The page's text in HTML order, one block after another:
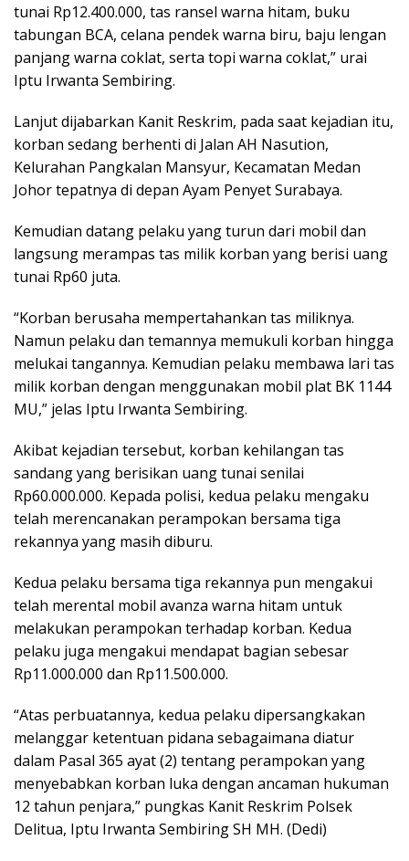
tunai Rp12.400.000, tas ransel warna hitam, buku
tabungan BCA, celana pendek warna biru, baju lengan
panjang warna coklat, serta topi warna coklat,” urai
Iptu Irwanta Sembiring.
Lanjut dijabarkan Kanit Reskrim, pada saat kejadian itu,
korban sedang berhenti di Jalan AH Nasution,
Kelurahan Pangkalan Mansyur, Kecamatan Medan
Johor tepatnya di depan Ayam Penyet Surabaya.
Kemudian datang pelaku yang turun dari mobil dan
langsung merampas tas milik korban yang berisi uang
tunai Rp60 juta.
“Korban berusaha mempertahankan tas miliknya.
Namun pelaku dan temannya memukuli korban hingga
melukai tangannya. Kemudian pelaku membawa lari tas
milik korban dengan menggunakan mobil plat BK 1144
MU,” jelas Iptu Irwanta Sembiring.
Akibat kejadian tersebut, korban kehilangan tas
sandang yang berisikan uang tunai senilai
Rp60.000.000. Kepada polisi, kedua pelaku mengaku
telah merencanakan perampokan bersama tiga
rekannya yang masih diburu.
Kedua pelaku bersama tiga rekannya pun mengakui
telah merental mobil avanza warna hitam untuk
melakukan perampokan terhadap korban. Kedua
pelaku juga mengakui mendapat bagian sebesar
Rp11.000.000 dan Rp11.500.000.
“Atas perbuatannya, kedua pelaku dipersangkakan
melanggar ketentuan pidana sebagaimana diatur
dalam Pasal 365 ayat (2) tentang perampokan yang
menyebabkan korban luka dengan ancaman hukuman
12 tahun penjara,” pungkas Kanit Reskrim Polsek
Delitua, Iptu Irwanta Sembiring SH MH. (Dedi)